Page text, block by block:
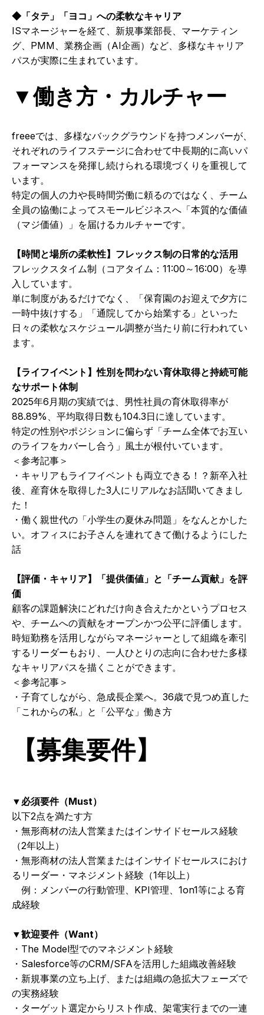
◆「タテ」「ヨコ」への柔軟なキャリア
ISマネージャーを経て、新規事業部長、マーケティン
グ、PMM、業務企画（AI企画）など、多様なキャリア
パスが実際に生まれています。
▼働き方・カルチャー
freeeでは、多様なバックグラウンドを持つメンバーが、
それぞれのライフステージに合わせて中長期的に高いパ
フォーマンスを発揮し続けられる環境づくりを重視して
います。
特定の個人の力や長時間労働に頼るのではなく、チーム
全員の協働によってスモールビジネスへ「本質的な価値
（マジ価値）」を届けるカルチャーです。
【時間と場所の柔軟性】フレックス制の日常的な活用
フレックスタイム制（コアタイム：11:00～16:00）を導
入しています。
単に制度があるだけでなく、「保育園のお迎えで夕方に
一時中抜けする」「通院してから始業する」といった
日々の柔軟なスケジュール調整が当たり前に行われてい
ます。
【ライフイベント】性別を問わない育休取得と持続可能
なサポート体制
2025年6月期の実績では、男性社員の育休取得率が
88.89%、平均取得日数も104.3日に達しています。
特定の性別やポジションに偏らず「チーム全体でお互い
のライフをカバーし合う」風土が根付いています。
＜参考記事＞
・ キャリアもライフイベントも両立できる！？新卒入社
後、産育休を取得した3人にリアルなお話聞いてきまし
た！
・ 働く親世代の「小学生の夏休み問題」をなんとかした
い。オフィスにお子さんを連れてきて働けるようにした
話
【評価・キャリア】「提供価値」と「チーム貢献」を評
価
顧客の課題解決にどれだけ向き合えたかというプロセス
や、チームへの貢献をオープンかつ公平に評価します。
時短勤務を活用しながらマネージャーとして組織を牽引
するリーダーもおり、一人ひとりの志向に合わせた多様
なキャリアパスを描くことができます。
＜参考記事＞
・ 子育てしながら、急成長企業へ。36歳で見つめ直した
「これからの私」と「公平な」働き方
【募集要件】
▼必須要件（Must）
以下2点を満たす方
・無形商材の法人営業またはインサイドセールス経験
（2年以上）
・無形商材の法人営業またはインサイドセールスにおけ
るリーダー・マネジメント経験（1年以上）
例：メンバーの行動管理、KPI管理、1on1等による育
成経験
▼歓迎要件（Want）
・The Model型でのマネジメント経験
・Salesforce等のCRM/SFAを活用した組織改善経験
・新規事業の立ち上げ、または組織の急拡大フェーズで
の実務経験
・ターゲット選定からリスト作成、架電実行までの一連